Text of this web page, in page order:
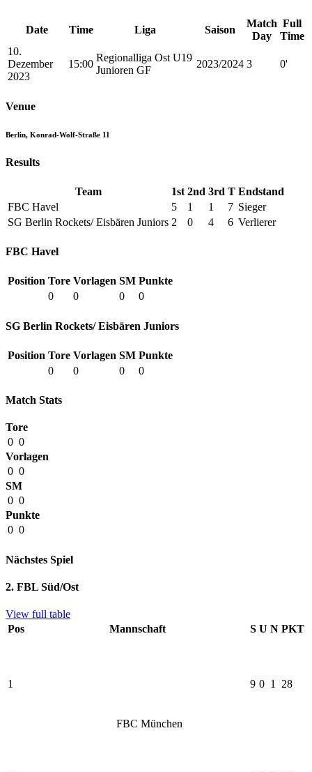
Date Time Liga Saison
Match
Day
Full
Time
10.
Dezember
2023
15:00
Regionalliga Ost U19
Junioren GF
2023/2024 3 0'
Venue
Berlin, Konrad-Wolf-Straße 11
Results
Team 1st 2nd 3rd T Endstand
FBC Havel
5 1 1 7 Sieger
SG Berlin Rockets/ Eisbären Juniors 2 0 4 6 Verlierer
FBC Havel
Position Tore Vorlagen SM Punkte
0
0 0 0
SG Berlin Rockets/ Eisbären Juniors
Position Tore Vorlagen SM Punkte
0
0 0 0
Match Stats
Tore
0 0
Vorlagen
0 0
SM
0 0
Punkte
0 0
Nächstes Spiel
2. FBL Süd/Ost
View full table
Pos
Mannschaft S U N PKT
1
FBC München
9 0 1 28